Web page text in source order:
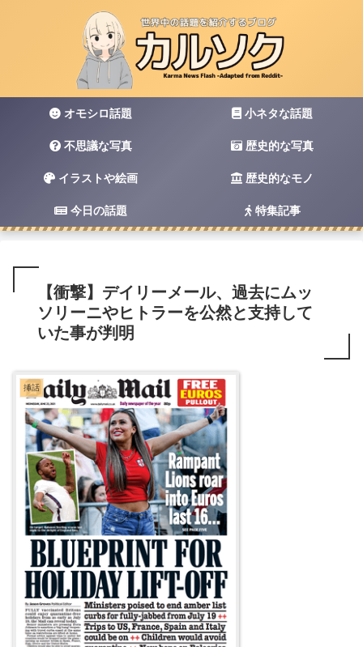
オモシロ話題 小ネタな話題
不思議な写真 歴史的な写真
イラストや絵画 歴史的なモノ
今日の話題 特集記事
【衝撃】デイリーメール、過去にムッ
ソリーニやヒトラーを公然と支持して
いた事が判明
挿話